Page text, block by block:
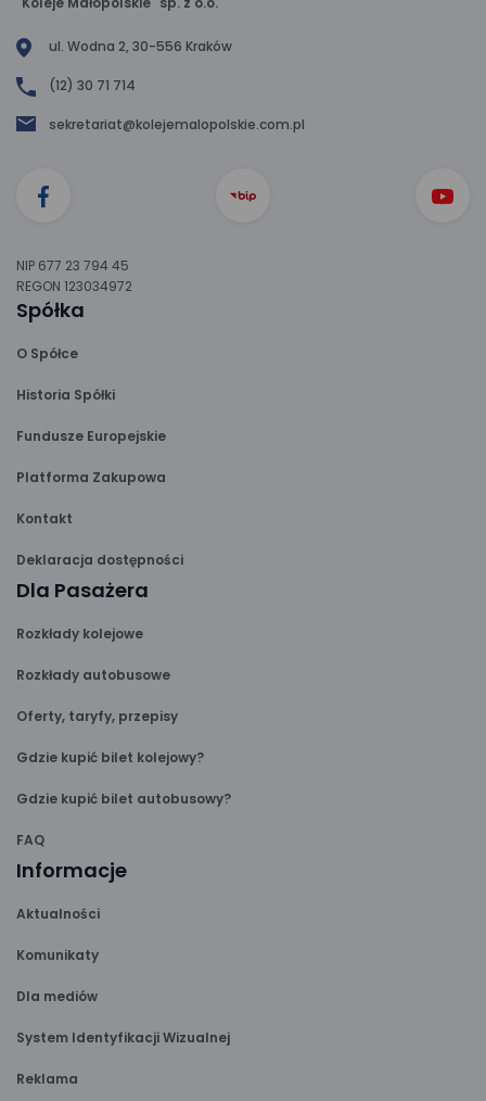
ul. Wodna 2, 30-556 Kraków
(12) 30 71 714
sekretariat@kolejemalopolskie.com.pl
NIP 677 23 794 45
REGON 123034972
Spółka
O Spółce
Historia Spółki
Fundusze Europejskie
Platforma Zakupowa
Kontakt
Deklaracja dostępności
Dla Pasażera
Rozkłady kolejowe
Rozkłady autobusowe
Oferty, taryfy, przepisy
Gdzie kupić bilet kolejowy?
Gdzie kupić bilet autobusowy?
FAQ
Informacje
Aktualności
Komunikaty
Dla mediów
System Identyfikacji Wizualnej
Reklama